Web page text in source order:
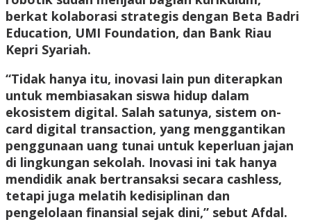
berkat kolaborasi strategis dengan Beta Badri
Education, UMI Foundation, dan Bank Riau
Kepri Syariah.
“Tidak hanya itu, inovasi lain pun diterapkan
untuk membiasakan siswa hidup dalam
ekosistem digital. Salah satunya, sistem on-
card digital transaction, yang menggantikan
penggunaan uang tunai untuk keperluan jajan
di lingkungan sekolah. Inovasi ini tak hanya
mendidik anak bertransaksi secara cashless,
tetapi juga melatih kedisiplinan dan
pengelolaan finansial sejak dini,” sebut Afdal.